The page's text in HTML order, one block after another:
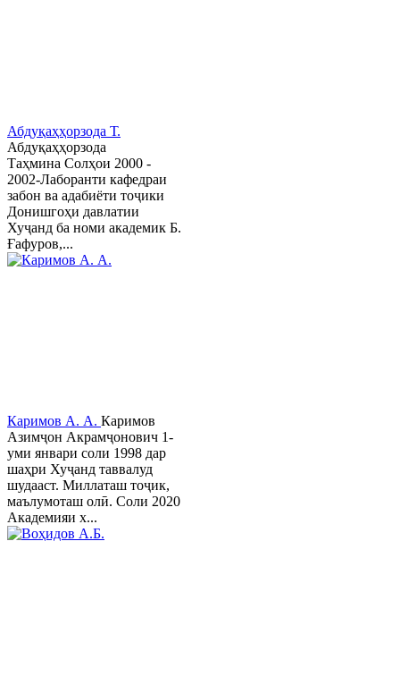
Абдуқаҳҳорзода Т.
Абдуқаҳҳорзода
Таҳмина Солҳои 2000 -
2002-Лаборанти кафедраи
забон ва адабиёти тоҷики
Донишгоҳи давлатии
Хуҷанд ба номи академик Б.
Ғафуров,...
Каримов А. А. Каримов
Азимҷон Акрамҷонович 1-
уми январи соли 1998 дар
шаҳри Хуҷанд таввалуд
шудааст. Миллаташ тоҷик,
маълумоташ олӣ. Соли 2020
Академияи х...